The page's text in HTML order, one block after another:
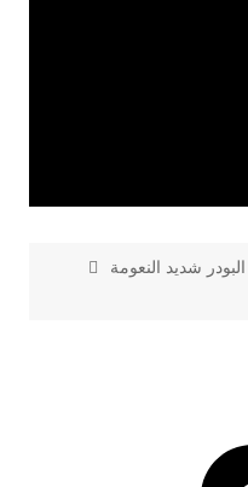
شديد النعومة